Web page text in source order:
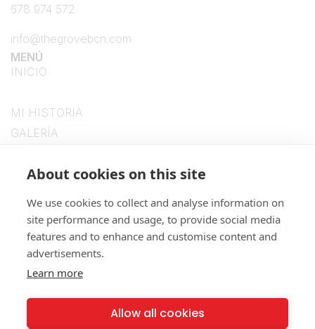
678 974 572
info@thegrovebcn.com
MENÚ
INICIO
MI HISTORIA
GALERÍA
SíGUENOS
NUESTRAS POLÍTICAS
About cookies on this site
We use cookies to collect and analyse information on
site performance and usage, to provide social media
features and to enhance and customise content and
advertisements.
Learn more
Allow all cookies